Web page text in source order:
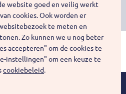
en zonder winstoogmerk
ANVRAVG
OK
website goed en veilig werkt
cookies. Ook worden er
te meten en
Zo kunnen we u nog beter
accepteren" om de cookies te
instellingen" om een keuze te
cookiebeleid.